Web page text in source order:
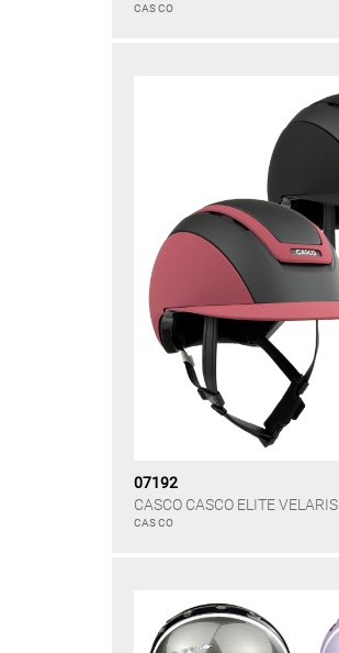
CAS CO
07192
CASCO CASCO ELITE VELARIS
CAS CO